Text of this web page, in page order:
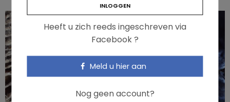
Heeft u zich reeds ingeschreven via
Facebook ?
Meld u hier aan
Nog geen account?